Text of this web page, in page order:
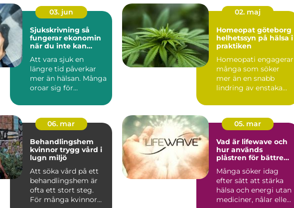
03. jun
Sjukskrivning så
fungerar ekonomin
när du inte kan
Att vara sjuk en
längre tid påverkar
mer än hälsan. Många
oroar sig för
och hur ...
02. maj
Homeopat göteborg
helhetssyn på hälsa i
praktiken
Homeopati engagerar
många som söker
mer än en snabb
lindring av enstaka
finns fl...
06. mar
Behandlingshem
kvinnor trygg vård i
lugn miljö
Att söka vård på ett
behandlingshem är
ofta ett stort steg.
För många kvinnor
05. mar
Vad är lifewave och
hur används
plåstren för bättre
Många söker idag
efter sätt att stärka
hälsa och energi utan
mediciner, nålar eller